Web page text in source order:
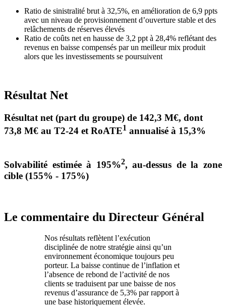
Ratio de sinistralité brut à 32,5%, en amélioration de 6,9 ppts
avec un niveau de provisionnement d’ouverture stable et des
relâchements de réserves élevés
Ratio de coûts net en hausse de 3,2 ppt à 28,4% reflétant des
revenus en baisse compensés par un meilleur mix produit
alors que les investissements se poursuivent
Résultat Net
Résultat net (part du groupe) de 142,3 M€, dont
73,8 M€ au T2-24 et RoATE1 annualisé à 15,3%
Solvabilité estimée à 195%2, au-dessus de la zone
cible (155% - 175%)
Le commentaire du Directeur Général
Nos résultats reflètent l’exécution
disciplinée de notre stratégie ainsi qu’un
environnement économique toujours peu
porteur. La baisse continue de l’inflation et
l’absence de rebond de l’activité de nos
clients se traduisent par une baisse de nos
revenus d’assurance de 5,3% par rapport à
une base historiquement élevée.